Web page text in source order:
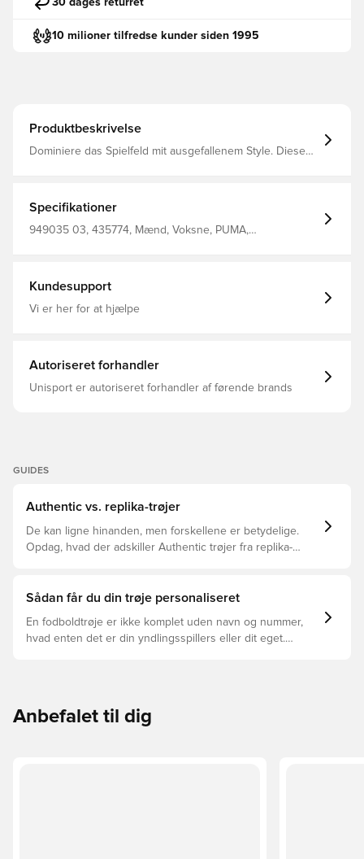
10 milioner tilfredse kunder siden 1995
Produktbeskrivelse
Dominiere das Spielfeld mit ausgefallenem Style. Dieses
perfektionierst oder am Spielfeldrand stehst. PUMA
Energie trifft auf Fußball-Leidenschaft – bereit für jeden
Move, jeden Moment. Passform: Regulär Hauptmaterial
Specifikationer
949035 03, 435774, Mænd, Voksne, PUMA,
Kundesupport
Vi er her for at hjælpe
Autoriseret forhandler
Unisport er autoriseret forhandler af førende brands
GUIDES
Authentic vs. replika-trøjer
De kan ligne hinanden, men forskellene er betydelige.
Opdag, hvad der adskiller Authentic trøjer fra replika-
Sådan får du din trøje personaliseret
En fodboldtrøje er ikke komplet uden navn og nummer,
hvad enten det er din yndlingsspillers eller dit eget.
Anbefalet til dig